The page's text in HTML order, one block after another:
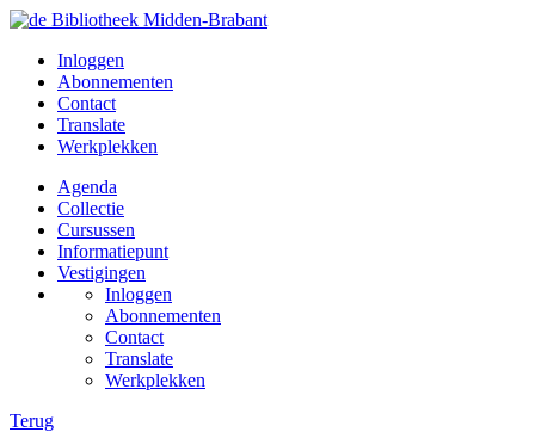
Inloggen
Abonnementen
Contact
Translate
Werkplekken
Agenda
Collectie
Cursussen
Informatiepunt
Vestigingen
Inloggen
Abonnementen
Contact
Translate
Werkplekken
Terug